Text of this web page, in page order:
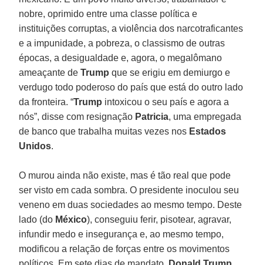
nobre, oprimido entre uma classe política e
instituições corruptas, a violência dos narcotraficantes
e a impunidade, a pobreza, o classismo de outras
épocas, a desigualdade e, agora, o megalômano
ameaçante deTrump que se erigiu em demiurgo e
verdugo todo poderoso do país que está do outro lado
da fronteira. “Trump intoxicou o seu país e agora a
nós”, disse com resignação Patricia, uma empregada
de banco que trabalha muitas vezes nos Estados
Unidos.
O murou ainda não existe, mas é tão real que pode
ser visto em cada sombra. O presidente inoculou seu
veneno em duas sociedades ao mesmo tempo. Deste
lado (do México), conseguiu ferir, pisotear, agravar,
infundir medo e insegurança e, ao mesmo tempo,
modificou a relação de forças entre os movimentos